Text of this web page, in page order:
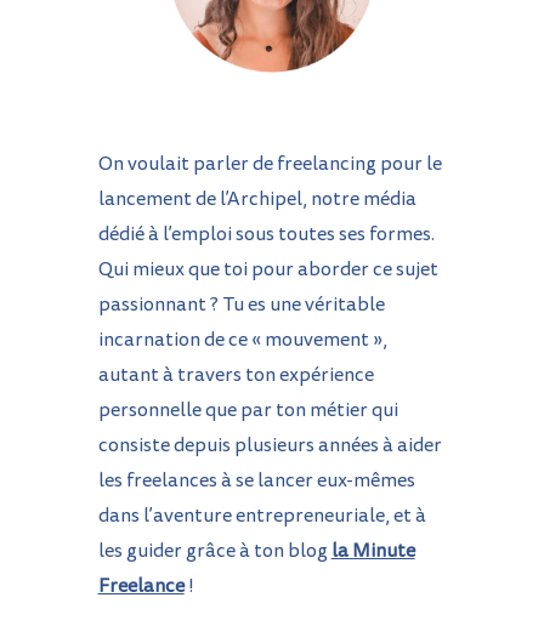
On voulait parler de freelancing pour le
lancement de l’Archipel, notre média
dédié à l’emploi sous toutes ses formes.
Qui mieux que toi pour aborder ce sujet
passionnant ? Tu es une véritable
incarnation de ce « mouvement »,
autant à travers ton expérience
personnelle que par ton métier qui
consiste depuis plusieurs années à aider
les freelances à se lancer eux-mêmes
dans l’aventure entrepreneuriale, et à
les guider grâce à ton blog la Minute
Freelance!